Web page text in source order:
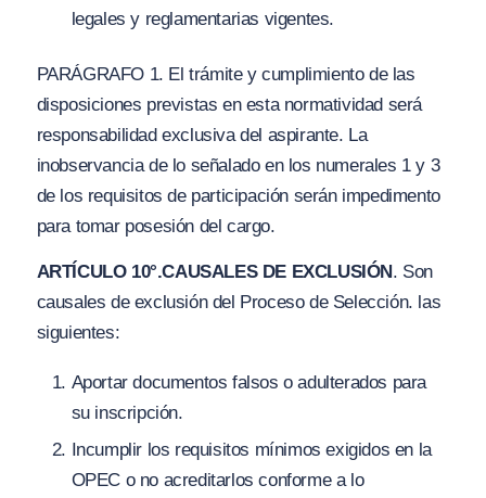
legales y reglamentarias vigentes.
PARÁGRAFO 1. El trámite y cumplimiento de las
disposiciones previstas en esta normatividad será
responsabilidad exclusiva del aspirante. La
inobservancia de lo señalado en los numerales 1 y 3
de los requisitos de participación serán impedimento
para tomar posesión del cargo.
ARTÍCULO 10°.CAUSALES DE EXCLUSIÓN . Son
causales de exclusión del Proceso de Selección. las
siguientes:
Aportar documentos falsos o adulterados para
su inscripción.
Incumplir los requisitos mínimos exigidos en la
OPEC o no acreditarlos conforme a lo